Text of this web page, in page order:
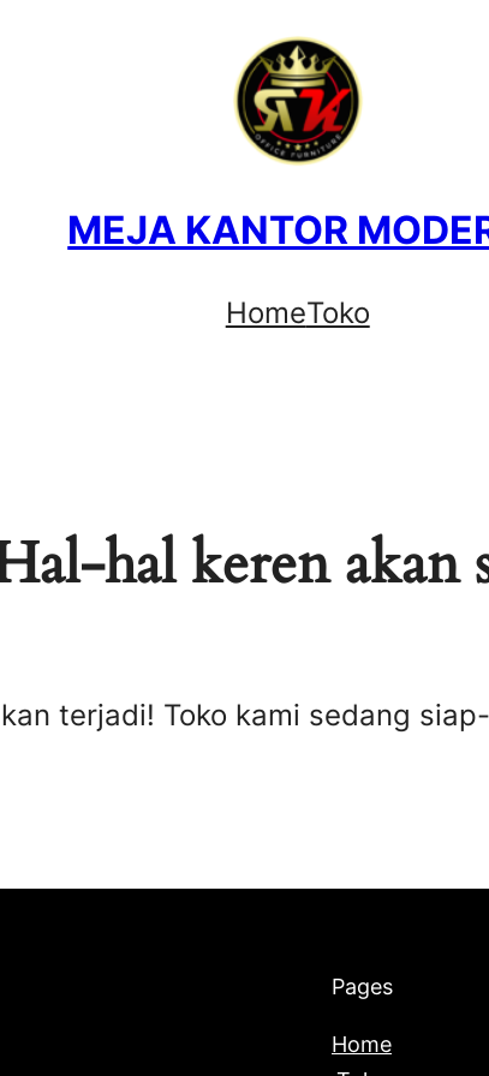
MEJA KANTOR
HomeToko
hal keren akan
terjadi! Toko kami sedang
Pages
Home